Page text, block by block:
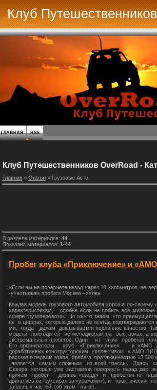
Клуб
ГЛАВНАЯ RSS
Клуб Путешественников OverRoad -
Главная» Статьи» Грузовые Авто
В разделе материалов: 44
Показано материалов: 1-44
Пробег клуба «Приключение» и
«Если вы не повернете назад через 10 километров, не
-участникам пробега Москва –Уэлен
Каждая модель грузового автомобиля хороша по-
характеристикам, спобна если не побить все
сфере грузоперевозок. Но мы-то знаем, что
не в цифрах, которые далеко не всегда
ми, когда делом доказывается подлинное качество.
модели приходится не менеджерам на выставках, а
экстремальных пробегов. Один из таких пробегов
Его организаторы клуб «Приключение» и «АМО
доработанных конструкторским коллективом « АМО
рассказ о первом этапе пробега протяженностью 13
является самым сложным из всей трассы. Здесь
Севера, которые уже заставили повернуть назад две
причем пробег джипов «форд» и пробегом-то
двигались на буксирах за «уралами»), и практически
запасных частей (об этом - ниже).